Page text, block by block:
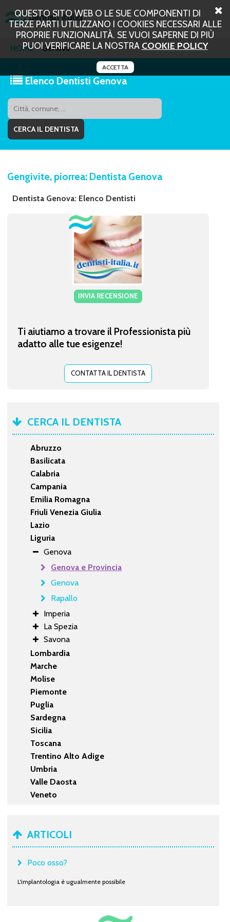
QUESTO SITO WEB O LE SUE COMPONENTI DI
TERZE PARTI UTILIZZANO I COOKIES NECESSARI ALLE
PROPRIE FUNZIONALITÀ. SE VUOI SAPERNE DI PIÙ
PUOI VERIFICARE LA NOSTRA COOKIE POLICY
ACCETTA
HOME Genova
Elenco Dentisti Genova
Gengivite, piorrea: Dentista Genova
Dentista Genova: Elenco Dentisti
INVIA RECENSIONE
Ti aiutiamo a trovare il Professionista più
adatto alle tue esigenze!
CONTATTA IL DENTISTA
CERCA IL DENTISTA
Abruzzo
Basilicata
Calabria
Campania
Emilia Romagna
Friuli Venezia Giulia
Lazio
Liguria
Genova
Genova e Provincia
Genova
Rapallo
Imperia
La Spezia
Savona
Lombardia
Marche
Molise
Piemonte
Puglia
Sardegna
Sicilia
Toscana
Trentino Alto Adige
Umbria
Valle Daosta
Veneto
ARTICOLI
Poco osso?
L'implantologia è ugualmente possibile